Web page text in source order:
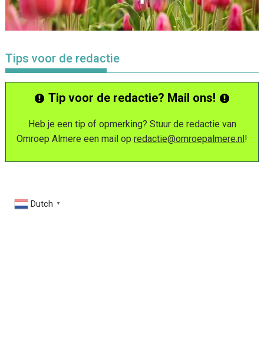
Tips voor de redactie
Tip voor de redactie? Mail ons!
Heb je een tip of opmerking? Stuur de redactie van
Omroep Almere een mail op redactie@omroepalmere.nl!
Dutch ▼